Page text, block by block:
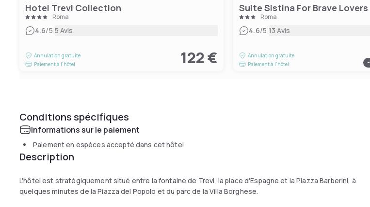
Hotel Trevi Collection
Roma
4.6/5|5 Avis
Annulation gratuite
Paiement à l'hôtel
122 €
Suite Sistina For Brave Lovers
Roma
4.6/5|13 Avis
Annulation gratuite
Paiement à l'hôtel
-
Conditions spécifiques
Informations sur le paiement
Paiement en espèces accepté dans cet hôtel
Description
L'hôtel est stratégiquement situé entre la fontaine de Trevi, la place d'Espagne et la Piazza Barberini, à
quelques minutes de la Piazza del Popolo et du parc de la Villa Borghese.